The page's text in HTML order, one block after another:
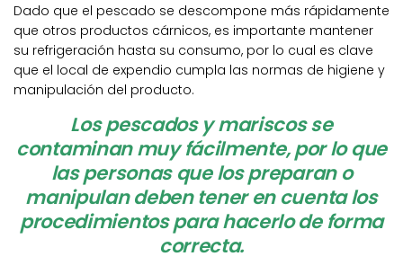
Dado que el pescado se descompone más rápidamente
que otros productos cárnicos, es importante mantener
su refrigeración hasta su consumo, por lo cual es clave
que el local de expendio cumpla las normas de higiene y
manipulación del producto.
Los pescados y mariscos se
contaminan muy fácilmente, por lo que
las personas que los preparan o
manipulan deben tener en cuenta los
procedimientos para hacerlo de forma
correcta.